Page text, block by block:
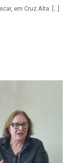
em Cruz Alta. […]